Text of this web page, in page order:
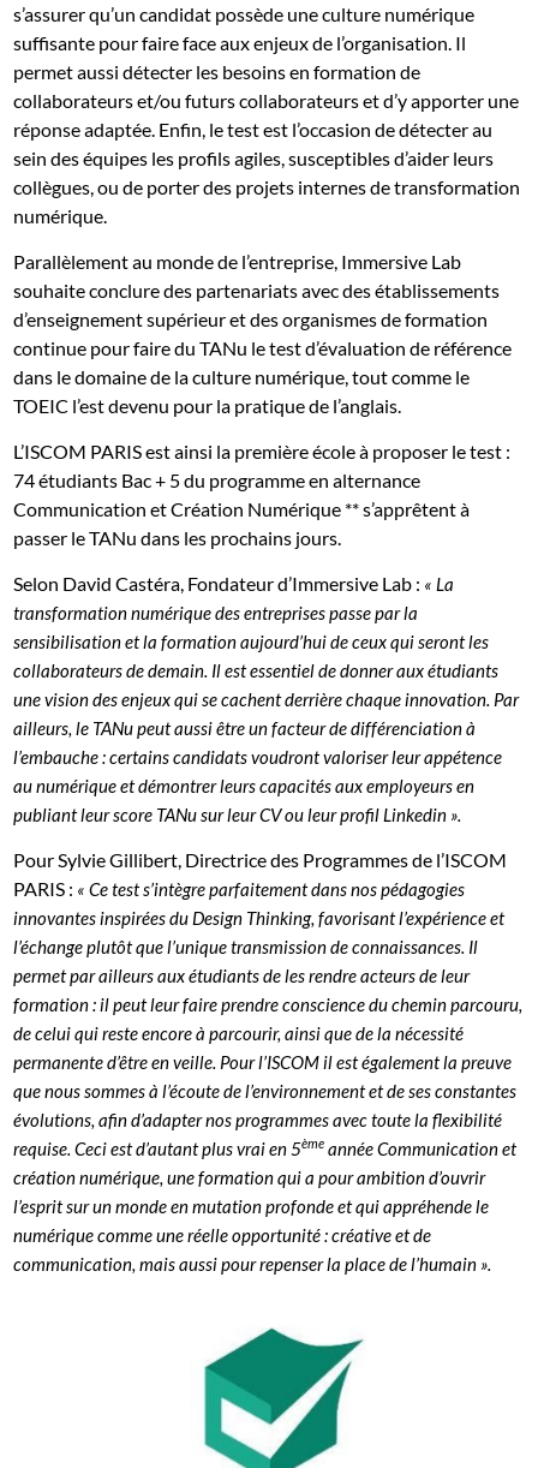
s’assurer qu’un candidat possède une culture numérique
suffisante pour faire face aux enjeux de l’organisation. Il
permet aussi détecter les besoins en formation de
collaborateurs et/ou futurs collaborateurs et d’y apporter une
réponse adaptée. Enfin, le test est l’occasion de détecter au
sein des équipes les profils agiles, susceptibles d’aider leurs
collègues, ou de porter des projets internes de transformation
numérique.
Parallèlement au monde de l’entreprise, Immersive Lab
souhaite conclure des partenariats avec des établissements
d’enseignement supérieur et des organismes de formation
continue pour faire du TANu le test d’évaluation de référence
dans le domaine de la culture numérique, tout comme le
TOEIC l’est devenu pour la pratique de l’anglais.
L’ISCOM PARIS est ainsi la première école à proposer le test :
74 étudiants Bac + 5 du programme en alternance
Communication et Création Numérique ** s’apprêtent à
passer le TANu dans les prochains jours.
Selon David Castéra, Fondateur d’Immersive Lab : « La
transformation numérique des entreprises passe par la
sensibilisation et la formation aujourd’hui de ceux qui seront les
collaborateurs de demain. Il est essentiel de donner aux étudiants
une vision des enjeux qui se cachent derrière chaque innovation. Par
ailleurs, le TANu peut aussi être un facteur de différenciation à
l’embauche: certains candidats voudront valoriser leur appétence
au numérique et démontrer leurs capacités aux employeurs en
publiant leurscore TANu sur leur CV ou leur profil Linkedin ».
Pour Sylvie Gillibert, Directrice des Programmes de l’ISCOM
PARIS : « Ce test s’intègre parfaitement dans nos pédagogies
innovantes inspirées du Design Thinking, favorisant l’expérience et
l’échange plutôt que l’unique transmission de connaissances. Il
permet par ailleurs aux étudiants de les rendre acteurs de leur
formation: il peut leur faire prendre conscience du chemin parcouru,
de celui qui reste encore à parcourir, ainsi que de la nécessité
permanente d’être en veille. Pour l’ISCOM il est également la preuve
que nous sommes à l’écoute de l’environnement et de ses constantes
évolutions, afin d’adapter nos programmes avec toute la flexibilité
requise. Ceci est d’autant plus vrai en 5ème année Communication et
création numérique, une formation qui a pour ambition d’ouvrir
l’esprit sur un monde en mutation profonde et qui appréhende le
numérique comme une réelle opportunité: créative et de
communication, mais aussi pour repenser la place de l’humain ».